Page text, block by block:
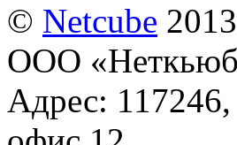
© Netсube
ООО
Адрес: